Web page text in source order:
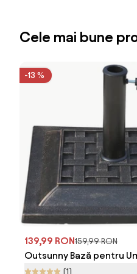
Cele mai bune
-13 %
139,99 RON159,99 RON
Outsunny Bază pentru
Grădină, Design Vintage,
(1)